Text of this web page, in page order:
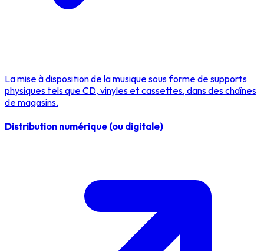
La mise à disposition de la musique sous forme de supports
physiques tels que CD, vinyles et cassettes, dans des chaînes
de magasins.
Distribution numérique (ou digitale)